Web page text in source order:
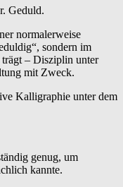
Geduld.
normalerweise
sondern im
trägt – Disziplin unter
mit Zweck.
Kalligraphie unter dem
genug, um
kannte.